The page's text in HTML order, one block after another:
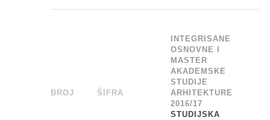
BROJ ŠIFRA
INTEGRISANE
OSNOVNE I
MASTER
AKADEMSKE
STUDIJE
ARHITEKTURE
2016/17
STUDIJSKA